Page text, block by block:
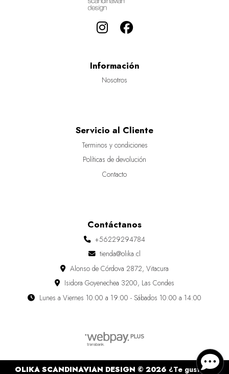
Información
Nosotros
Servicio al Cliente
Terminos y condiciones
Políticas de devolución
Contacto
Contáctanos
+56229294784
tienda@olika.cl
Alonso de Córdova 2872, Vitacura
Isidora Goyenechea 3200, Las Condes
Lunes a Viernes 10:00 a 19:00 - Sábados 10:00 a 14:00
OLIKA SCANDINAVIAN DESIGN © 2026 ¿Te gusta mi